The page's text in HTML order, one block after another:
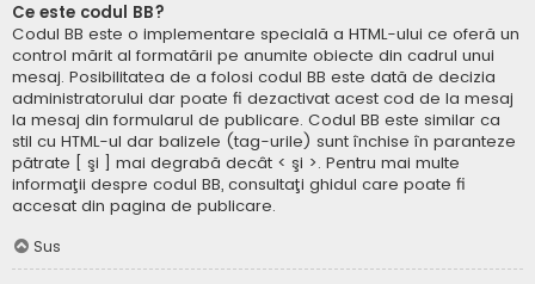
Ce este codul BB?
Codul BB este o implementare specială a HTML-ului ce oferă un
control mărit al formatării pe anumite obiecte din cadrul unui
mesaj. Posibilitatea de a folosi codul BB este dată de decizia
administratorului dar poate fi dezactivat acest cod de la mesaj
la mesaj din formularul de publicare. Codul BB este similar ca
stil cu HTML-ul dar balizele (tag-urile) sunt închise în paranteze
pătrate [ şi ] mai degrabă decât < şi >. Pentru mai multe
informaţii despre codul BB, consultaţi ghidul care poate fi
accesat din pagina de publicare.
Sus